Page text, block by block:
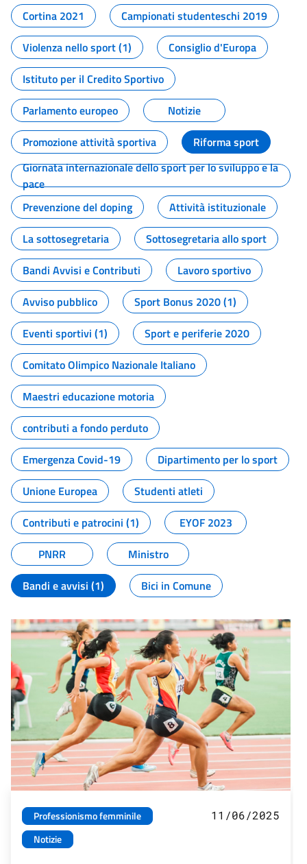
Cortina 2021
Campionati studenteschi 2019
Violenza nello sport (1)
Consiglio d'Europa
Istituto per il Credito Sportivo
Parlamento europeo
Notizie
Promozione attività sportiva
Riforma sport
Giornata internazionale dello sport per lo sviluppo e la
pace
Prevenzione del doping
Attività istituzionale
La sottosegretaria
Sottosegretaria allo sport
Bandi Avvisi e Contributi
Lavoro sportivo
Avviso pubblico
Sport Bonus 2020 (1)
Eventi sportivi (1)
Sport e periferie 2020
Comitato Olimpico Nazionale Italiano
Maestri educazione motoria
contributi a fondo perduto
Emergenza Covid-19
Dipartimento per lo sport
Unione Europea
Studenti atleti
Contributi e patrocini (1)
EYOF 2023
PNRR
Ministro
Bandi e avvisi (1)
Bici in Comune
Professionismo femminile
Notizie
11/06/2025